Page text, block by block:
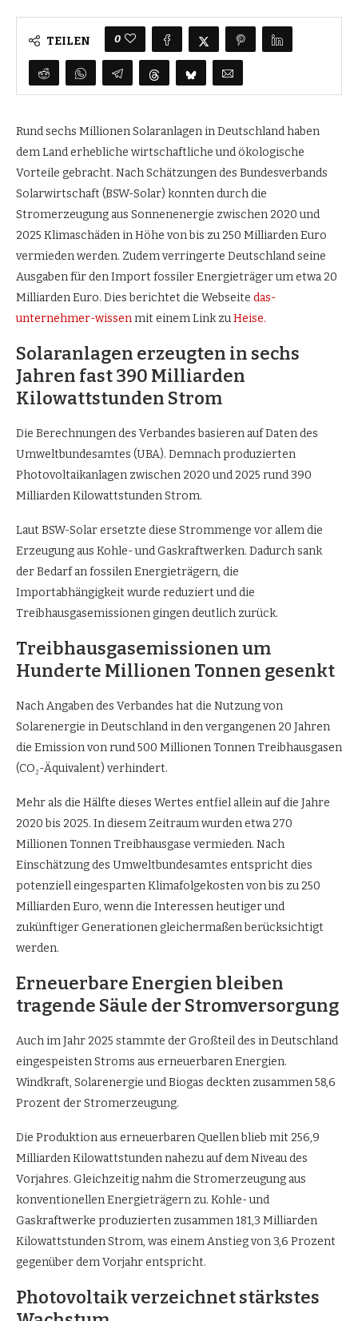
TEILEN 0
Rund sechs Millionen Solaranlagen in Deutschland haben
dem Land erhebliche wirtschaftliche und ökologische
Vorteile gebracht. Nach Schätzungen des Bundesverbands
Solarwirtschaft (BSW-Solar) konnten durch die
Stromerzeugung aus Sonnenenergie zwischen 2020 und
2025 Klimaschäden in Höhe von bis zu 250 Milliarden Euro
vermieden werden. Zudem verringerte Deutschland seine
Ausgaben für den Import fossiler Energieträger um etwa 20
Milliarden Euro. Dies berichtet die Webseite das-
unternehmer-wissenmit einem Link zuНeise.
Solaranlagen erzeugten in sechs
Jahren fast 390 Milliarden
Kilowattstunden Strom
Die Berechnungen des Verbandes basieren auf Daten des
Umweltbundesamtes (UBA). Demnach produzierten
Photovoltaikanlagen zwischen 2020 und 2025 rund 390
Milliarden Kilowattstunden Strom.
Laut BSW-Solar ersetzte diese Strommenge vor allem die
Erzeugung aus Kohle- und Gaskraftwerken. Dadurch sank
der Bedarf an fossilen Energieträgern, die
Importabhängigkeit wurde reduziert und die
Treibhausgasemissionen gingen deutlich zurück.
Treibhausgasemissionen um
Hunderte Millionen Tonnen gesenkt
Nach Angaben des Verbandes hat die Nutzung von
Solarenergie in Deutschland in den vergangenen 20 Jahren
die Emission von rund 500 Millionen Tonnen Treibhausgasen
(CO₂-Äquivalent) verhindert.
Mehr als die Hälfte dieses Wertes entfiel allein auf die Jahre
2020 bis 2025. In diesem Zeitraum wurden etwa 270
Millionen Tonnen Treibhausgase vermieden. Nach
Einschätzung des Umweltbundesamtes entspricht dies
potenziell eingesparten Klimafolgekosten von bis zu 250
Milliarden Euro, wenn die Interessen heutiger und
zukünftiger Generationen gleichermaßen berücksichtigt
werden.
Erneuerbare Energien bleiben
tragende Säule der Stromversorgung
Auch im Jahr 2025 stammte der Großteil des in Deutschland
eingespeisten Stroms aus erneuerbaren Energien.
Windkraft, Solarenergie und Biogas deckten zusammen 58,6
Prozent der Stromerzeugung.
Die Produktion aus erneuerbaren Quellen blieb mit 256,9
Milliarden Kilowattstunden nahezu auf dem Niveau des
Vorjahres. Gleichzeitig nahm die Stromerzeugung aus
konventionellen Energieträgern zu. Kohle- und
Gaskraftwerke produzierten zusammen 181,3 Milliarden
Kilowattstunden Strom, was einem Anstieg von 3,6 Prozent
gegenüber dem Vorjahr entspricht.
Photovoltaik verzeichnet stärkstes